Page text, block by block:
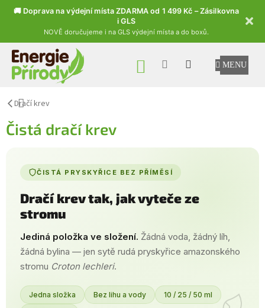
🚚 Doprava na výdejní místa ZDARMA od 1 499 Kč – Zásilkovna
i GLS
NOVĚ doručujeme i na GLS výdejní místa a do boxů.
Přejít na obsah
NÁKUPNÍ KOŠÍK
Dračí krev
Čistá dračí krev
ČISTÁ PRYSKYŘICE BEZ PŘÍMĚSÍ
Dračí krev tak, jak vyteče ze
stromu
Jediná položka ve složení. Žádná voda, žádný líh,
žádná bylina — jen sytě rudá pryskyřice amazonského
stromu Croton lechleri.
Jedna složka Bez lihu a vody 10 / 25 / 50 ml